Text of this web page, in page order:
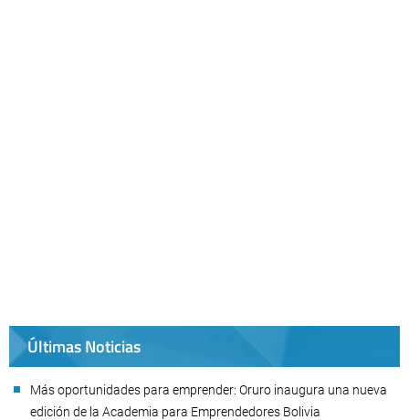
Últimas Noticias
Más oportunidades para emprender: Oruro inaugura una nueva
edición de la Academia para Emprendedores Bolivia